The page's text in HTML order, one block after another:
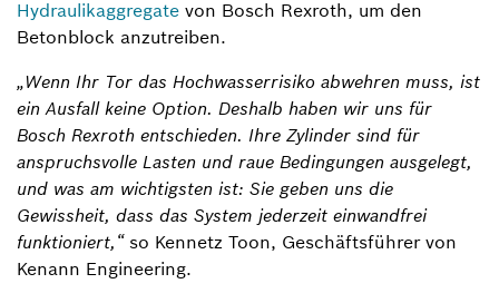
Hydraulikaggregate von Bosch Rexroth, um den
Betonblock anzutreiben.
„Wenn Ihr Tor das Hochwasserrisiko abwehren muss, ist
ein Ausfall keine Option. Deshalb haben wir uns für
Bosch Rexroth entschieden. Ihre Zylinder sind für
anspruchsvolle Lasten und raue Bedingungen ausgelegt,
und was am wichtigsten ist: Sie geben uns die
Gewissheit, dass das System jederzeit einwandfrei
funktioniert,“so Kennetz Toon, Geschäftsführer von
Kenann Engineering.